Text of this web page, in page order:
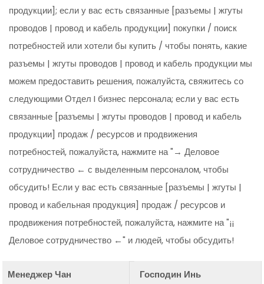
продукции]; если у вас есть связанные [разъемы | жгуты
проводов | провод и кабель продукции] покупки / поиск
потребностей или хотели бы купить / чтобы понять, какие
разъемы | жгуты проводов | провод и кабель продукции мы
можем предоставить решения, пожалуйста, свяжитесь со
следующими Отдел I бизнес персонала; если у вас есть
связанные [разъемы | жгуты проводов | провод и кабель
продукции] продаж / ресурсов и продвижения
потребностей, пожалуйста, нажмите на "→ Деловое
сотрудничество ← с выделенным персоналом, чтобы
обсудить! Если у вас есть связанные [разъемы | жгуты |
провод и кабельная продукция] продаж / ресурсов и
продвижения потребностей, пожалуйста, нажмите на "¡¡
Деловое сотрудничество ←" и людей, чтобы обсудить!
Менеджер Чан
Господин Инь